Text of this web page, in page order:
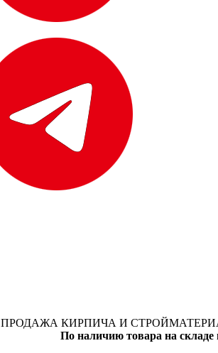
ПРОДАЖА КИРПИЧА И
По наличию товара на